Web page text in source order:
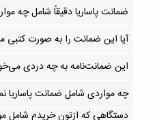
ضمانت پاساریا دقیقاً شامل چه
آیا این ضمانت را به صورت
این ضمانت‌نامه به چه دردی
چه مواردی شامل ضمانت پاساریا
دستگاهی که ازتون خریدم شامل